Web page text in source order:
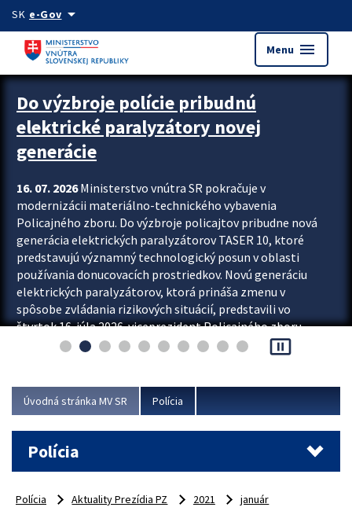
Preskocit na hlavný obsah
SK e-Govarrow_drop_down
Menu menu
Zastavit automatický posun upútavok
Do výzbroje polície pribudnú
elektrické paralyzátory novej
generácie
16. 07. 2026Ministerstvo vnútra SR pokračuje v
modernizácii materiálno-technického vybavenia
Policajného zboru. Do výzbroje policajtov pribudne nová
generácia elektrických paralyzátorov TASER 10, ktoré
predstavujú významný technologický posun v oblasti
používania donucovacích prostriedkov. Novú generáciu
elektrických paralyzátorov, ktorá prináša zmenu v
spôsobe zvládania rizikových situácií, predstavili vo
štvrtok 16. júla 2026 viceprezident Policajného zboru
Rastislav Polakovič a riaditeľ odboru výcviku...
pause_presentation
Úvodná stránka MV SR Polícia
Polícia
Polícia Aktuality Prezídia PZ 2021 január